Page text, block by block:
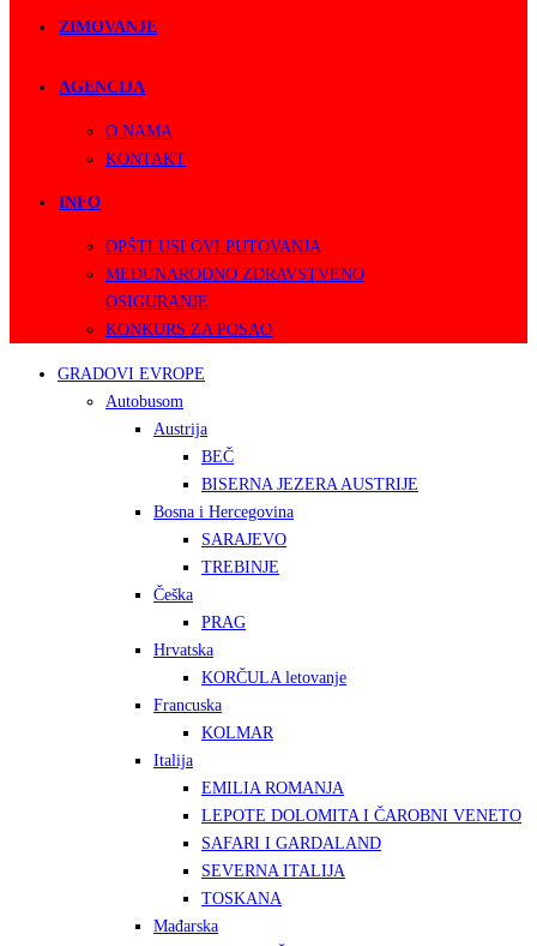
ZIMOVANJE
AGENCIJA
O NAMA
KONTAKT
INFO
OPŠTI USLOVI PUTOVANJA
MEĐUNARODNO ZDRAVSTVENO
OSIGURANJE
KONKURS ZA POSAO
GRADOVI EVROPE
Autobusom
Austrija
BEČ
BISERNA JEZERA AUSTRIJE
Bosna i Hercegovina
SARAJEVO
TREBINJE
Češka
PRAG
Hrvatska
KORČULA letovanje
Francuska
KOLMAR
Italija
EMILIA ROMANJA
LEPOTE DOLOMITA I ČAROBNI VENETO
SAFARI I GARDALAND
SEVERNA ITALIJA
TOSKANA
Mađarska